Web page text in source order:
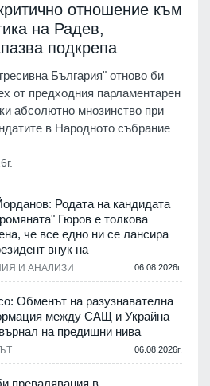
отношение към
на Радев,
подкрепа
България" отново би
от предходния парламентарен
абсолютно мнозинство при
в Народното събрание
Родата на кандидата
Гюров е толкова
че все едно ни се лансира
внук на
И АНАЛИЗИ 06.08.2026г.
Обменът на разузнавателна
между САЩ и Украйна
на предишни нива
06.08.2026г.